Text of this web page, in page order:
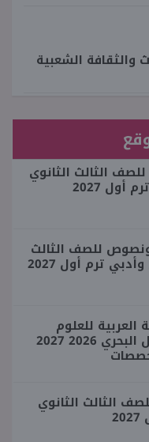
الشعبية
الثالث الثانوي
2027
للصف الثالث
ترم أول 2027
العربية للعلوم
والتكنولوجيا والنقل البحري 2026 2027
الثالث الثانوي